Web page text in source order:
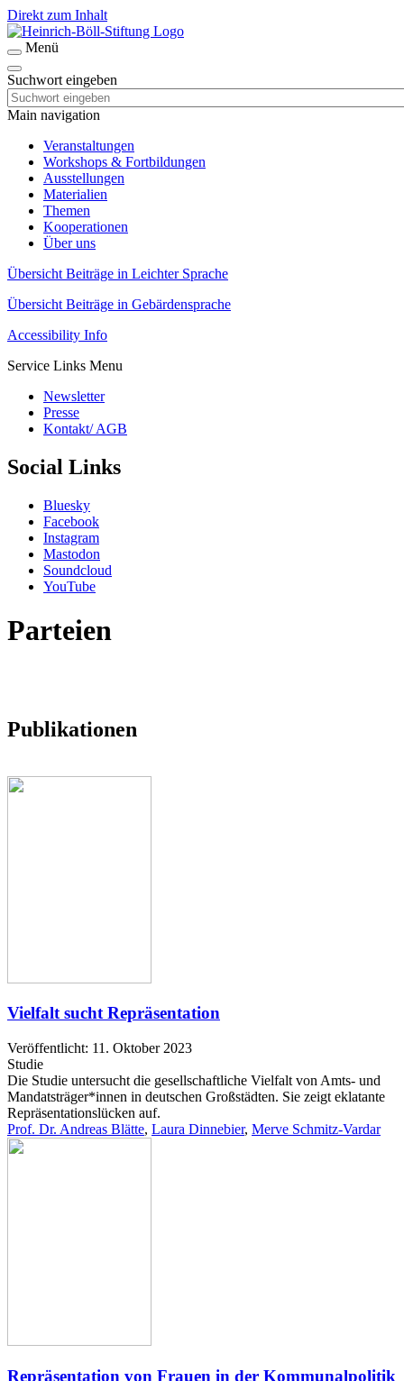
Direkt zum Inhalt
Menü
Suchwort eingeben
Main navigation
Veranstaltungen
Workshops & Fortbildungen
Ausstellungen
Materialien
Themen
Kooperationen
Über uns
Übersicht Beiträge in Leichter Sprache
Übersicht Beiträge in Gebärdensprache
Accessibility Info
Service Links Menu
Newsletter
Presse
Kontakt/ AGB
Social Links
Bluesky
Facebook
Instagram
Mastodon
Soundcloud
YouTube
Parteien
Publikationen
Vielfalt sucht Repräsentation
Veröffentlicht: 11. Oktober 2023
Studie
Die Studie untersucht die gesellschaftliche Vielfalt von Amts- und
Mandatsträger*innen in deutschen Großstädten. Sie zeigt eklatante
Repräsentationslücken auf.
Prof. Dr. Andreas Blätte, Laura Dinnebier, Merve Schmitz-Vardar
Repräsentation von Frauen in der Kommunalpolitik